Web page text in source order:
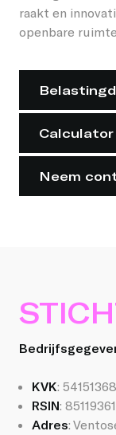
raakt en
openbare
Calculator
Neem
KVK: 54151368
RSIN:
Adres: